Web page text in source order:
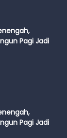
Pagi Jadi
Pagi Jadi